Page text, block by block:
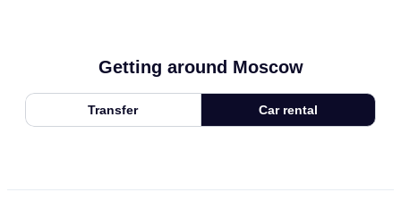
Getting around Moscow
Transfer Car rental